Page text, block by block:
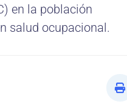
en la población
salud ocupacional.